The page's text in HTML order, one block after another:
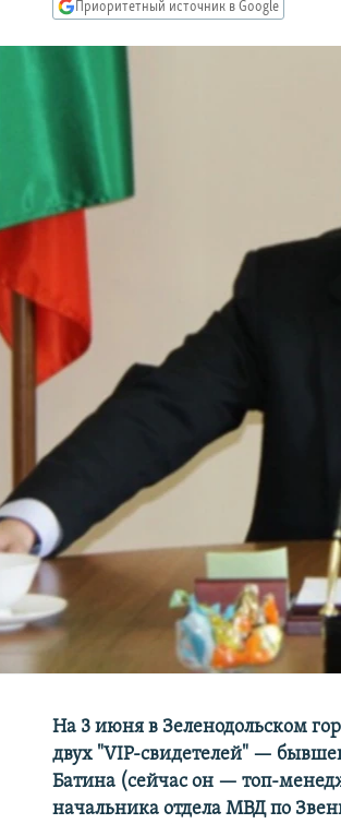
Приоритетный источник в Google
На 3 июня в Зеленодольском
двух "VIP-свидетелей" —
Батина (сейчас он — топ-
начальника отдела МВД по